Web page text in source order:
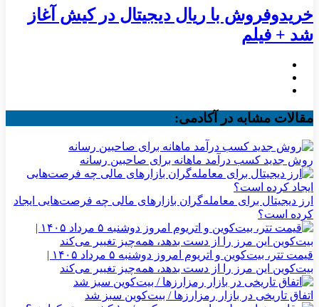
خریدوفروش با ریال دیجیتال در کیش آغاز
شد + فیلم
مقالات مشابه در آکادمی:
روش جدید کسب درآمد ماهانه برای صاحبین رسانه
ارز دیجیتال برای معامله‌گران بازارهای مالی چه فرصت‌هایی ایجاد
کرده است؟
قیمت تتر، بیت‌کوین و اتریوم امروز دوشنبه ۵ مرداد ۱۴۰۵ |
بیت‌کوین این مرز را از دست بدهد، همه‌چیز تغییر می‌کند
اتفاق تاریخی در بازار رمزارزها / بیت‌کوین سبز شد